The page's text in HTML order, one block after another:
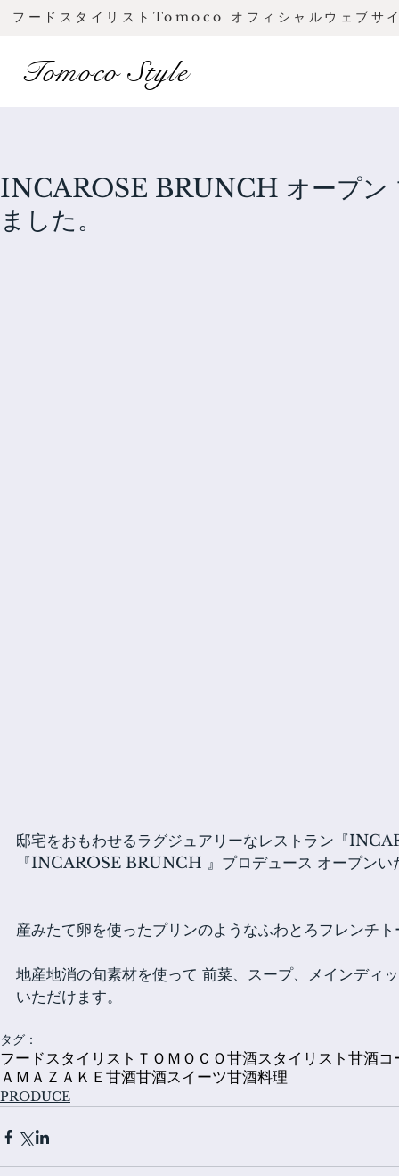
フードスタイリストTomoco オフィシャルウェブサ
Tomoco Style
INCAROSE BRUNCH オープン
ました。
邸宅をおもわせるラグジュアリーなレストラン『
『INCAROSE BRUNCH 』プロデュース オープンい
産みたて卵を使ったプリンのようなふわとろフレンチ
地産地消の旬素材を使って 前菜、スープ、メインディ
いただけます。
タグ：
フードスタイリストＴＯＭＯＣＯ甘酒スタイリスト甘酒コ
ＡＭＡＺＡＫＥ甘酒甘酒スイーツ甘酒料理
PRODUCE